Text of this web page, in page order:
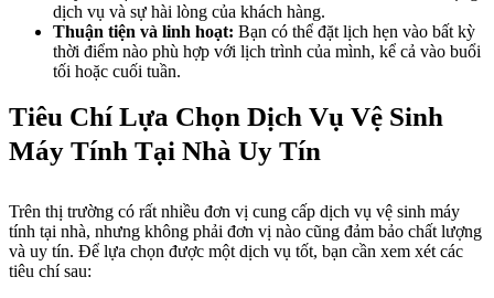
dịch vụ và sự hài lòng của khách hàng.
Thuận tiện và linh hoạt: Bạn có thể đặt lịch hẹn vào bất kỳ
thời điểm nào phù hợp với lịch trình của mình, kể cả vào buổi
tối hoặc cuối tuần.
Tiêu Chí Lựa Chọn Dịch Vụ Vệ Sinh
Máy Tính Tại Nhà Uy Tín
Trên thị trường có rất nhiều đơn vị cung cấp dịch vụ vệ sinh máy
tính tại nhà, nhưng không phải đơn vị nào cũng đảm bảo chất lượng
và uy tín. Để lựa chọn được một dịch vụ tốt, bạn cần xem xét các
tiêu chí sau: